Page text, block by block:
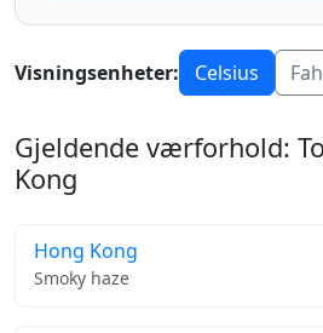
Visningsenheter: Celsius
Gjeldende værforhold:
Kong
Hong Kong
Smoky haze